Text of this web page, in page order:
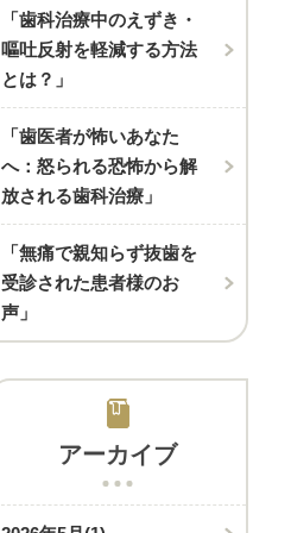
「歯科治療中のえずき・
嘔吐反射を軽減する方法
とは？」
「歯医者が怖いあなた
へ：怒られる恐怖から解
放される歯科治療」
「無痛で親知らず抜歯を
受診された患者様のお
声」
アーカイブ